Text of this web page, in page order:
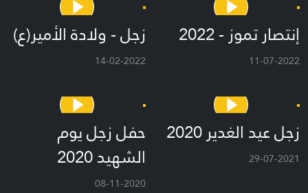
إنتصار تموز - 2022
11-07-2022
زجل - ولادة الأمير(ع)
14-02-2022
زجل عيد الغدير 2020
29-07-2021
حفل زجل يوم
الشهيد 2020
08-11-2020